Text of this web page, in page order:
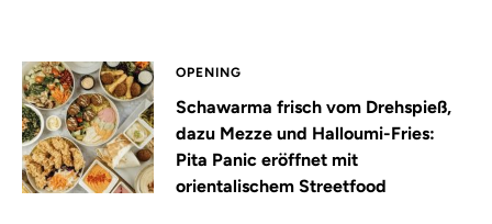
OPENING
Schawarma frisch vom Drehspieß,
dazu Mezze und Halloumi-Fries:
Pita Panic eröffnet mit
orientalischem Streetfood